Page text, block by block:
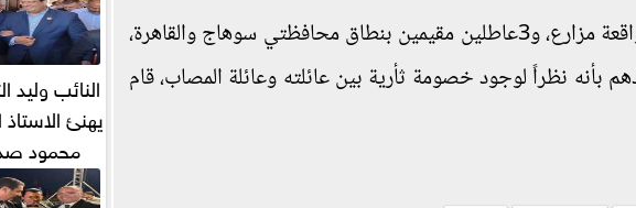
تمكن القوات الأمنية من التوصل إلى أن وراء ارتكاب الواقعة مزارع، و3عاطلين مقيمين بنطاق محافظتي سوهاج والقاهرة،
نظراً لوجود خصومة ثأرية بين عائلته وعائلة المصاب، قام
النائب وليد
يهنئ الاستاذ
محمود
تكليفة قائم